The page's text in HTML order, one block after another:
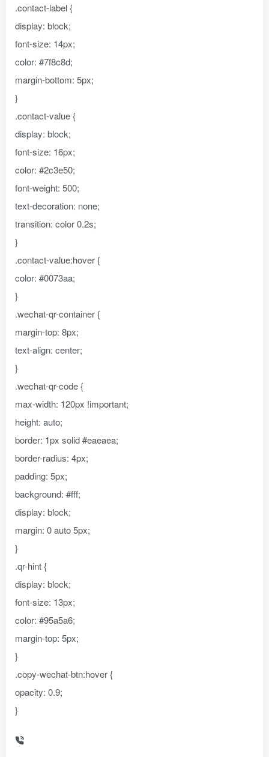
.contact-label {
display: block;
font-size: 14px;
color: #7f8c8d;
margin-bottom: 5px;
}
.contact-value {
display: block;
font-size: 16px;
color: #2c3e50;
font-weight: 500;
text-decoration: none;
transition: color 0.2s;
}
.contact-value:hover {
color: #0073aa;
}
.wechat-qr-container {
margin-top: 8px;
text-align: center;
}
.wechat-qr-code {
max-width: 120px !important;
height: auto;
border: 1px solid #eaeaea;
border-radius: 4px;
padding: 5px;
background: #fff;
display: block;
margin: 0 auto 5px;
}
.qr-hint {
display: block;
font-size: 13px;
color: #95a5a6;
margin-top: 5px;
}
.copy-wechat-btn:hover {
opacity: 0.9;
}